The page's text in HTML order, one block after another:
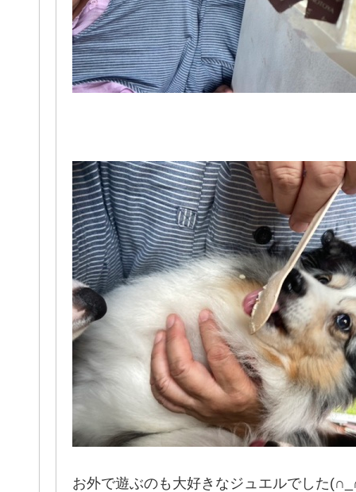
お外で遊ぶのも大好きなジュエルでした